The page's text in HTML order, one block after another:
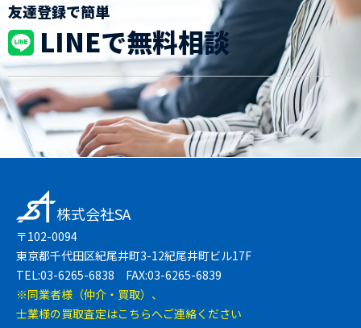
友達登録で簡単
LINEで無料相談
株式会社SA
〒102-0094
東京都千代田区紀尾井町3-12紀尾井町ビル17F
TEL:03-6265-6838 FAX:03-6265-6839
※同業者様（仲介・買取）、
士業様の買取査定はこちらへご連絡ください